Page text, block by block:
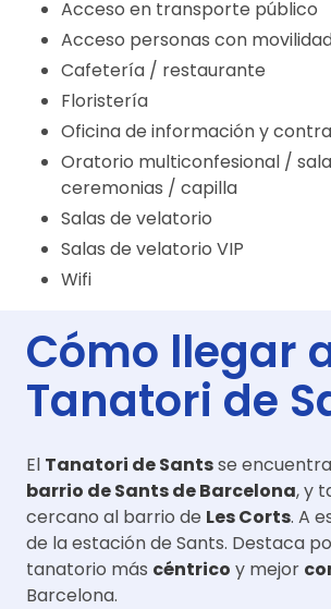
Acceso en transporte público
Acceso personas con
Cafetería / restaurante
Floristería
Oficina de información y
Oratorio multiconfesional /
ceremonias / capilla
Salas de velatorio
Salas de velatorio VIP
Wifi
Cómo llegar
Tanatori de
El Tanatori de Santsse
barrio de Sants de Barcelona, y
cercano al barrio de Les Corts. A
de la estación de Sants. Destaca
tanatorio más céntrico y mejor
Barcelona.